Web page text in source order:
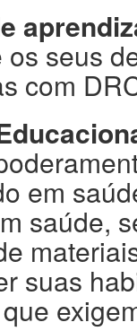
os seus
com
em
saúde,
suas